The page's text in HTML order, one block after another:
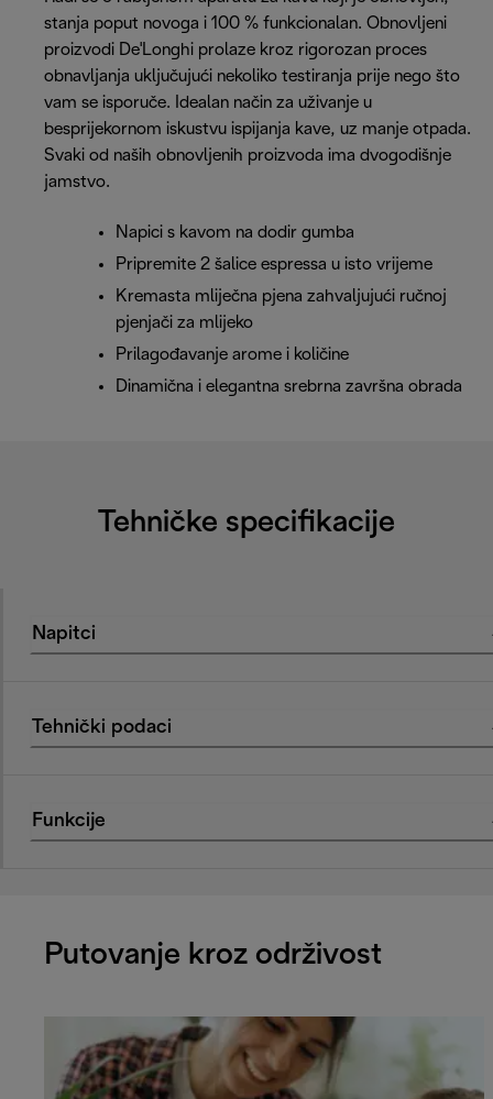
stanja poput novoga i 100 % funkcionalan. Obnovljeni
proizvodi De'Longhi prolaze kroz rigorozan proces
obnavljanja uključujući nekoliko testiranja prije nego što
vam se isporuče. Idealan način za uživanje u
besprijekornom iskustvu ispijanja kave, uz manje otpada.
Svaki od naših obnovljenih proizvoda ima dvogodišnje
jamstvo.
Napici s kavom na dodir gumba
Pripremite 2 šalice espressa u isto vrijeme
Kremasta mliječna pjena zahvaljujući ručnoj
pjenjači za mlijeko
Prilagođavanje arome i količine
Dinamična i elegantna srebrna završna obrada
Tehničke specifikacije
Napitci
Tehnički podaci
Funkcije
Putovanje kroz održivost